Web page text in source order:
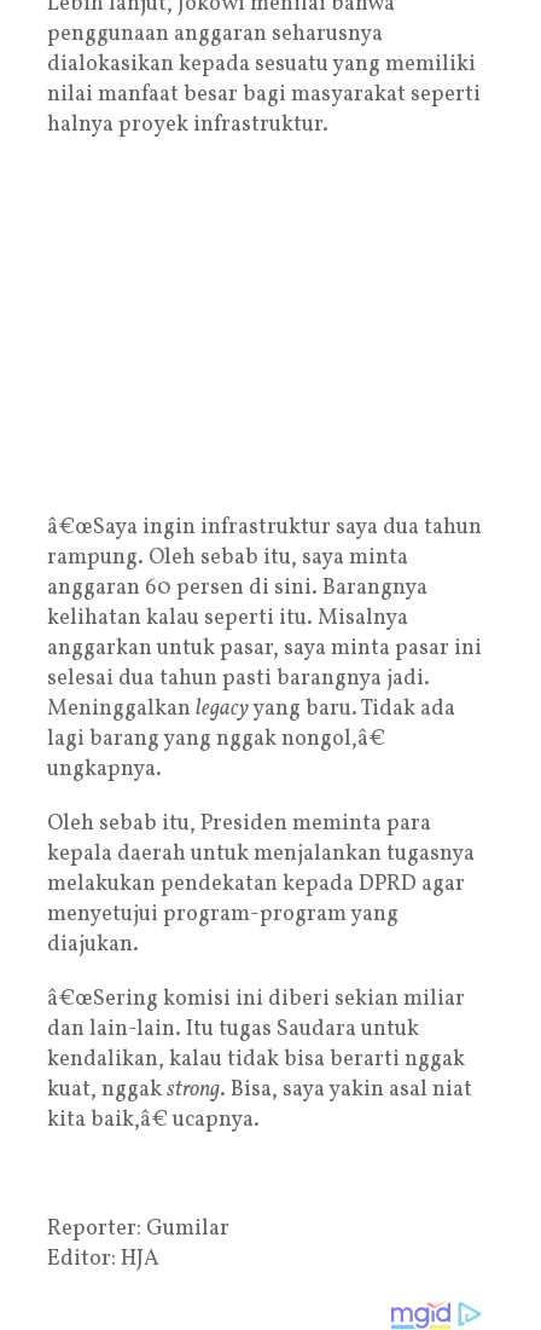
penggunaan anggaran seharusnya
dialokasikan kepada sesuatu yang memiliki
nilai manfaat besar bagi masyarakat seperti
halnya proyek infrastruktur.
â€œSaya ingin infrastruktur saya dua tahun
rampung. Oleh sebab itu, saya minta
anggaran 60 persen di sini. Barangnya
kelihatan kalau seperti itu. Misalnya
anggarkan untuk pasar, saya minta pasar ini
selesai dua tahun pasti barangnya jadi.
Meninggalkan legacyyang baru. Tidak ada
lagi barang yang nggak nongol,â€
ungkapnya.
Oleh sebab itu, Presiden meminta para
kepala daerah untuk menjalankan tugasnya
melakukan pendekatan kepada DPRD agar
menyetujui program-program yang
diajukan.
â€œSering komisi ini diberi sekian miliar
dan lain-lain. Itu tugas Saudara untuk
kendalikan, kalau tidak bisa berarti nggak
kuat, nggakstrong. Bisa, saya yakin asal niat
kita baik,â€ ucapnya.
Reporter: Gumilar
Editor: HJA